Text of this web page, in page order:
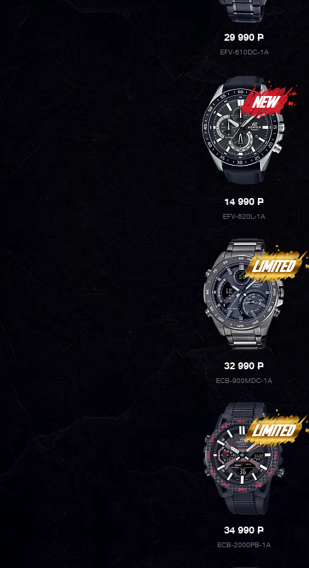
29 990P
EFV-610DC-1A
14 990P
EFV-620L-1A
32 990P
ECB-900MDC-1A
34 990P
ECB-2000PB-1A